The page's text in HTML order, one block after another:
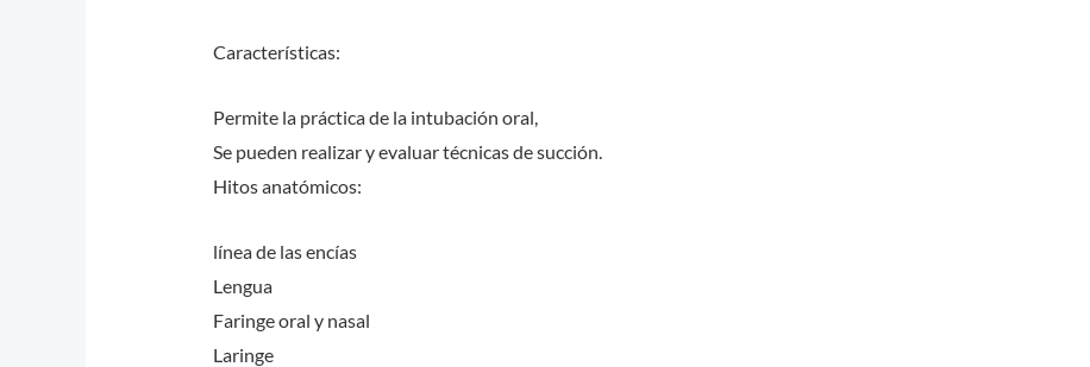
Características:
Permite la práctica de la intubación oral,
Se pueden realizar y evaluar técnicas de succión.
Hitos anatómicos:
línea de las encías
Lengua
Faringe oral y nasal
Laringe